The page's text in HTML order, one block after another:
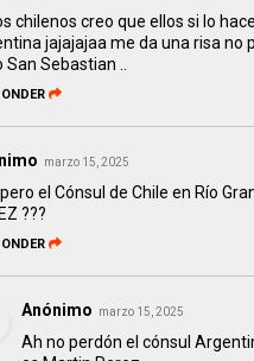
chilenos creo que ellos si lo
jajajajaa me da una risa no
San Sebastian ..
marzo 15, 2025
el Cónsul de Chile en Río
???
Anónimo marzo 15, 2025
Ah no perdón el cónsul